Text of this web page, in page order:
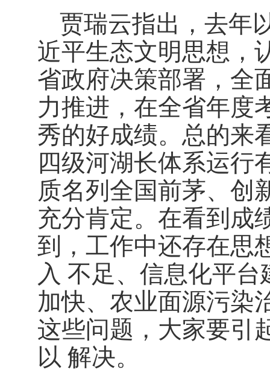
贾瑞云指出，去年
近平生态文明思想，
省政府决策部署，全
力推进，在全省年度
秀的好成绩。总的来
四级河湖长体系运行
质名列全国前茅、创
充分肯定。在看到成
到，工作中还存在思
入 不足、信息化平
加快、农业面源污染
这些问题，大家要引
以 解决。